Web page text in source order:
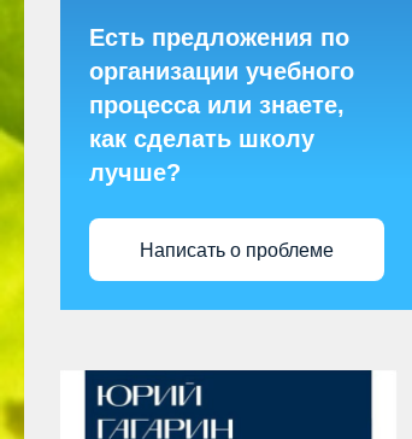
Есть предложения по
организации учебного
процесса или знаете,
как сделать школу
лучше?
Написать о проблеме